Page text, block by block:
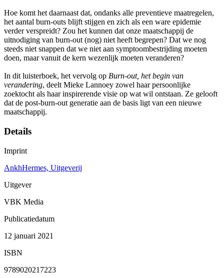
Hoe komt het daarnaast dat, ondanks alle preventieve maatregelen,
het aantal burn-outs blijft stijgen en zich als een ware epidemie
verder verspreidt? Zou het kunnen dat onze maatschappij de
uitnodiging van burn-out (nog) niet heeft begrepen? Dat we nog
steeds niet snappen dat we niet aan symptoombestrijding moeten
doen, maar vanuit de kern wezenlijk moeten veranderen?
In dit luisterboek, het vervolg op Burn-out, het begin van
verandering, deelt Mieke Lannoey zowel haar persoonlijke
zoektocht als haar inspirerende visie op wat wil ontstaan. Ze gelooft
dat de post-burn-out generatie aan de basis ligt van een nieuwe
maatschappij.
Details
Imprint
AnkhHermes, Uitgeverij
Uitgever
VBK Media
Publicatiedatum
12 januari 2021
ISBN
9789020217223